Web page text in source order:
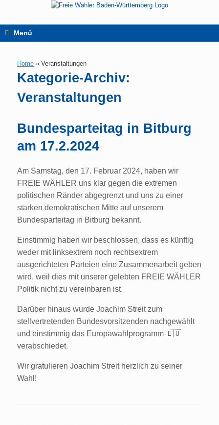
springen
Menü
Home » Veranstaltungen
Kategorie-Archiv:
Veranstaltungen
Bundesparteitag in Bitburg
am 17.2.2024
Am Samstag, den 17. Februar 2024, haben wir
FREIE WÄHLER uns klar gegen die extremen
politischen Ränder abgegrenzt und uns zu einer
starken demokratischen Mitte auf unserem
Bundesparteitag in Bitburg bekannt.
Einstimmig haben wir beschlossen, dass es künftig
weder mit linksextrem noch rechtsextrem
ausgerichteten Parteien eine Zusammenarbeit geben
wird, weil dies mit unserer gelebten FREIE WÄHLER
Politik nicht zu vereinbaren ist.
Darüber hinaus wurde Joachim Streit zum
stellvertretenden Bundesvorsitzenden nachgewählt
und einstimmig das Europawahlprogramm 🇪🇺
verabschiedet.
Wir gratulieren Joachim Streit herzlich zu seiner
Wahl!